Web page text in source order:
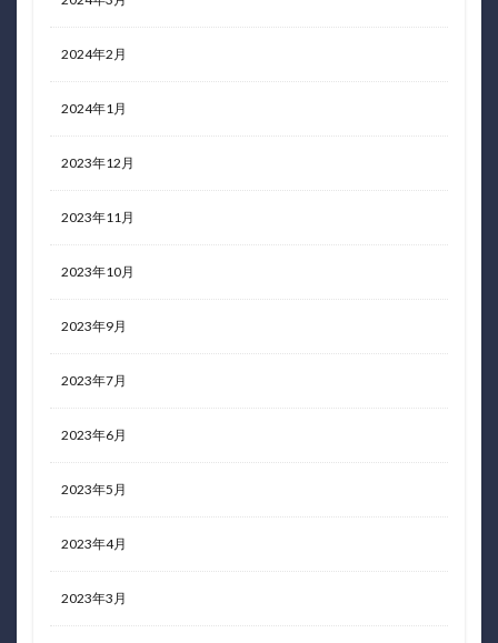
2024年2月
2024年1月
2023年12月
2023年11月
2023年10月
2023年9月
2023年7月
2023年6月
2023年5月
2023年4月
2023年3月